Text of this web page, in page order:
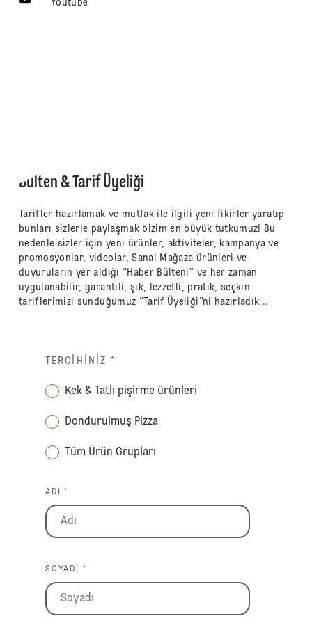
Youtube
Bülten & Tarif Üyeliği
Tarifler hazırlamak ve mutfak ile ilgili yeni fikirler yaratıp
bunları sizlerle paylaşmak bizim en büyük tutkumuz! Bu
nedenle sizler için yeni ürünler, aktiviteler, kampanya ve
promosyonlar, videolar, Sanal Mağaza ürünleri ve
duyuruların yer aldığı “Haber Bülteni” ve her zaman
uygulanabilir, garantili, şık, lezzetli, pratik, seçkin
tariflerimizi sunduğumuz “Tarif Üyeliği”ni hazırladık...
TERCIHINIZ *
Kek & Tatlı pişirme ürünleri
Dondurulmuş Pizza
Tüm Ürün Grupları
ADI *
SOYADI *